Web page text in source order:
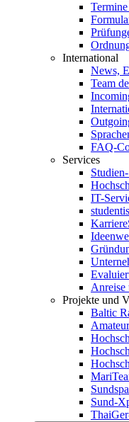
International
News,
Team
FAQ-
Services
IT-
Anreise
Projekte und
Baltic
Sund-